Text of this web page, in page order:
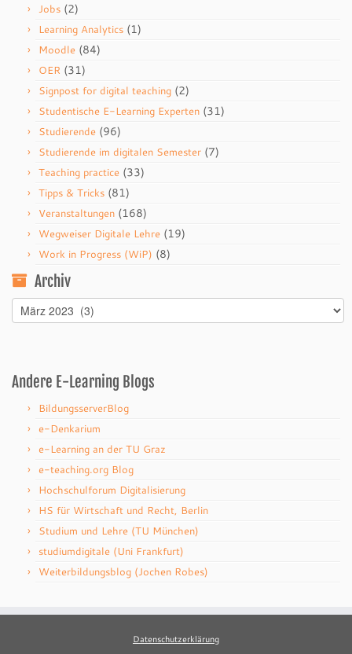
Jobs (2)
Learning Analytics (1)
Moodle (84)
OER (31)
Signpost for digital teaching (2)
Studentische E-Learning Experten (31)
Studierende (96)
Studierende im digitalen Semester (7)
Teaching practice (33)
Tipps & Tricks (81)
Veranstaltungen (168)
Wegweiser Digitale Lehre (19)
Work in Progress (WiP) (8)
Archiv
Archiv
Andere E-Learning Blogs
BildungsserverBlog
e-Denkarium
e-Learning an der TU Graz
e-teaching.org Blog
Hochschulforum Digitalisierung
HS für Wirtschaft und Recht, Berlin
Studium und Lehre (TU München)
studiumdigitale (Uni Frankfurt)
Weiterbildungsblog (Jochen Robes)
Datenschutzerklärung